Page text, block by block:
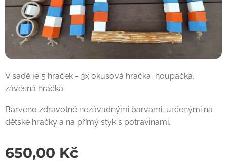
V sadě je 5 hraček - 3x okusová hračka, houpačka,
závěsná hračka.
Barveno zdravotně nezávadnými barvami, určenými na
dětské hračky a na přímý styk s potravinami.
650,00 Kč